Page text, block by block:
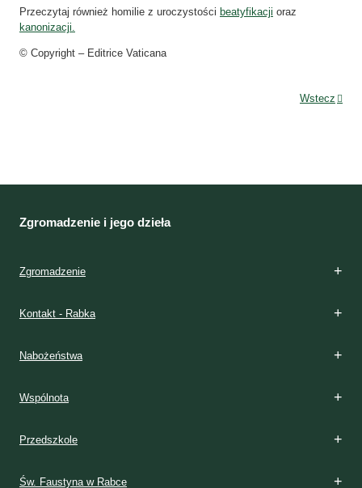
Przeczytaj również homilie z uroczystości beatyfikacji oraz
kanonizacji.
© Copyright – Editrice Vaticana
Wstecz
Zgromadzenie i jego dzieła
Zgromadzenie
Kontakt - Rabka
Nabożeństwa
Wspólnota
Przedszkole
Św. Faustyna w Rabce